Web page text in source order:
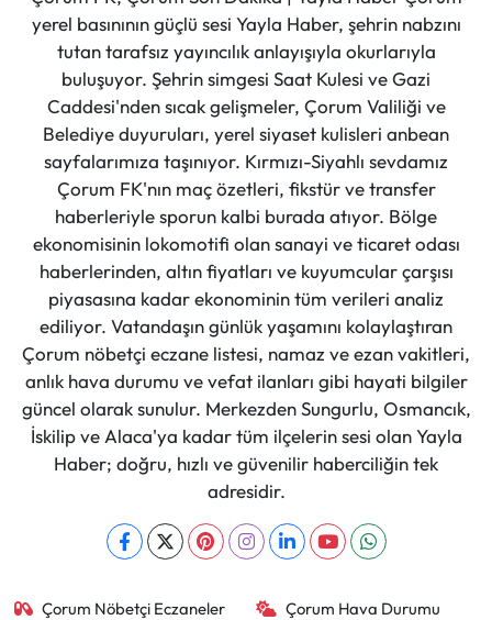
yerel basınının güçlü sesi Yayla Haber, şehrin nabzını
tutan tarafsız yayıncılık anlayışıyla okurlarıyla
buluşuyor. Şehrin simgesi Saat Kulesi ve Gazi
Caddesi'nden sıcak gelişmeler, Çorum Valiliği ve
Belediye duyuruları, yerel siyaset kulisleri anbean
sayfalarımıza taşınıyor. Kırmızı-Siyahlı sevdamız
Çorum FK'nın maç özetleri, fikstür ve transfer
haberleriyle sporun kalbi burada atıyor. Bölge
ekonomisinin lokomotifi olan sanayi ve ticaret odası
haberlerinden, altın fiyatları ve kuyumcular çarşısı
piyasasına kadar ekonominin tüm verileri analiz
ediliyor. Vatandaşın günlük yaşamını kolaylaştıran
Çorum nöbetçi eczane listesi, namaz ve ezan vakitleri,
anlık hava durumu ve vefat ilanları gibi hayati bilgiler
güncel olarak sunulur. Merkezden Sungurlu, Osmancık,
İskilip ve Alaca'ya kadar tüm ilçelerin sesi olan Yayla
Haber; doğru, hızlı ve güvenilir haberciliğin tek
adresidir.
Çorum Nöbetçi Eczaneler Çorum Hava Durumu